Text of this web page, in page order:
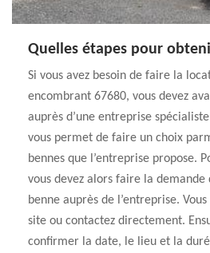
Quelles étapes pour
Si vous avez besoin de faire la
encombrant 67680, vous devez
auprès d’une entreprise
vous permet de faire un choix
bennes que l’entreprise propose.
vous devez alors faire la demande
benne auprès de l’entreprise.
site ou contactez directement.
confirmer la date, le lieu et la